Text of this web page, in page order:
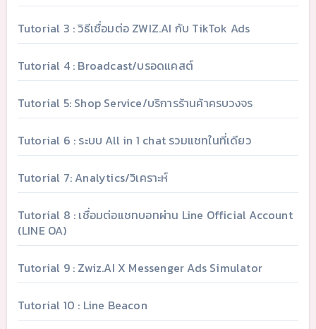
Tutorial 3 : วิธีเชื่อมต่อ ZWIZ.AI กับ TikTok Ads
Tutorial 4 : Broadcast/บรอดแคสต์
Tutorial 5: Shop Service/บริการร้านค้าครบวงจร
Tutorial 6 : ระบบ All in 1 chat รวมแชทในที่เดียว
Tutorial 7: Analytics/วิเคราะห์
Tutorial 8 : เชื่อมต่อแชทบอทผ่าน Line Official Account
(LINE OA)
Tutorial 9 : Zwiz.AI X Messenger Ads Simulator
Tutorial 10 : Line Beacon